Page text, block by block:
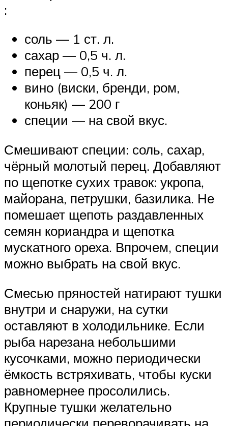
:
соль — 1 ст. л.
сахар — 0,5 ч. л.
перец — 0,5 ч. л.
вино (виски, бренди, ром,
коньяк) — 200 г
специи — на свой вкус.
Смешивают специи: соль, сахар,
чёрный молотый перец. Добавляют
по щепотке сухих травок: укропа,
майорана, петрушки, базилика. Не
помешает щепоть раздавленных
семян кориандра и щепотка
мускатного ореха. Впрочем, специи
можно выбрать на свой вкус.
Смесью пряностей натирают тушки
внутри и снаружи, на сутки
оставляют в холодильнике. Если
рыба нарезана небольшими
кусочками, можно периодически
ёмкость встряхивать, чтобы куски
равномернее просолились.
Крупные тушки желательно
периодически переворачивать на